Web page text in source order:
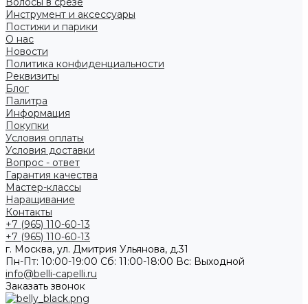
Инструмент и аксессуары
Постижи и парики
О нас
Новости
Политика конфиденциальности
Реквизиты
Блог
Палитра
Информация
Покупки
Условия оплаты
Условия доставки
Вопрос - ответ
Гарантия качества
Мастер-классы
Наращивание
Контакты
+7 (965) 110-60-13
+7 (965) 110-60-13
г. Москва, ул. Дмитрия Ульянова, д.31
Пн-Пт: 10:00-19:00 Cб: 11:00-18:00 Вс: Выходной
info@belli-capelli.ru
Заказать звонок